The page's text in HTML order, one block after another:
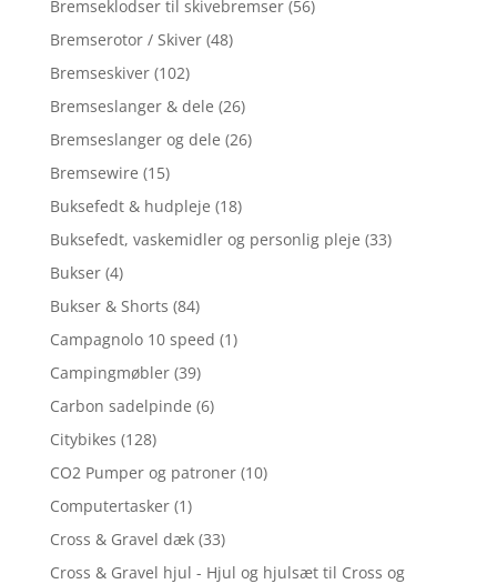
Bremseklodser til skivebremser (56)
Bremserotor / Skiver (48)
Bremseskiver (102)
Bremseslanger & dele (26)
Bremseslanger og dele (26)
Bremsewire (15)
Buksefedt & hudpleje (18)
Buksefedt, vaskemidler og personlig pleje (33)
Bukser (4)
Bukser & Shorts (84)
Campagnolo 10 speed (1)
Campingmøbler (39)
Carbon sadelpinde (6)
Citybikes (128)
CO2 Pumper og patroner (10)
Computertasker (1)
Cross & Gravel dæk (33)
Cross & Gravel hjul - Hjul og hjulsæt til Cross og